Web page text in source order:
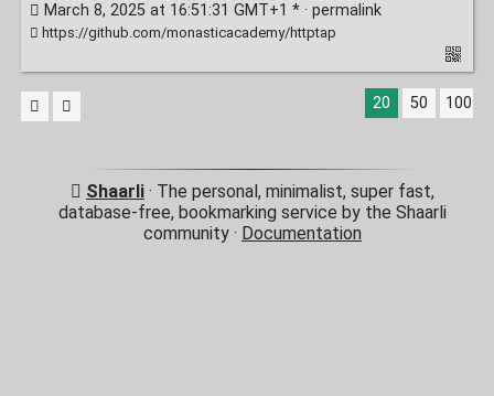
March 8, 2025 at 16:51:31 GMT+1 * · permalink
https://github.com/monasticacademy/httptap
20 50 100
Shaarli· The personal, minimalist, super fast,
database-free, bookmarking service by the Shaarli
community · Documentation